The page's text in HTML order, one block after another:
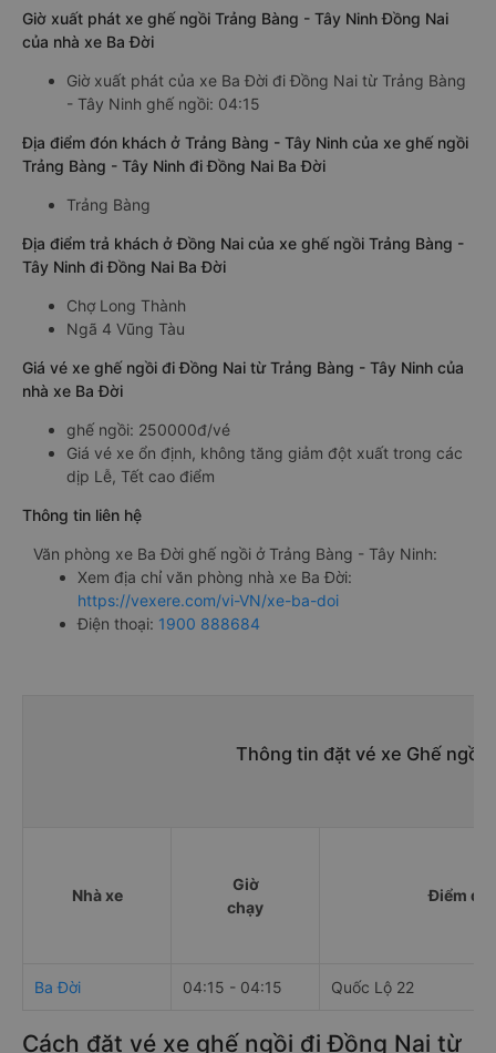
Giờ xuất phát xe ghế ngồi Trảng Bàng - Tây Ninh Đồng Nai
của nhà xe Ba Đời
Giờ xuất phát của xe Ba Đời đi Đồng Nai từ Trảng Bàng
- Tây Ninh ghế ngồi: 04:15
Địa điểm đón khách ở Trảng Bàng - Tây Ninh của xe ghế ngồi
Trảng Bàng - Tây Ninh đi Đồng Nai Ba Đời
Trảng Bàng
Địa điểm trả khách ở Đồng Nai của xe ghế ngồi Trảng Bàng -
Tây Ninh đi Đồng Nai Ba Đời
Chợ Long Thành
Ngã 4 Vũng Tàu
Giá vé xe ghế ngồi đi Đồng Nai từ Trảng Bàng - Tây Ninh của
nhà xe Ba Đời
ghế ngồi: 250000đ/vé
Giá vé xe ổn định, không tăng giảm đột xuất trong các
dịp Lễ, Tết cao điểm
Thông tin liên hệ
Văn phòng xe Ba Đời ghế ngồi ở Trảng Bàng - Tây Ninh:
Xem địa chỉ văn phòng nhà xe Ba Đời:
https://vexere.com/vi-VN/xe-ba-doi
Điện thoại: 1900 888684
Thông tin đặt vé xe Ghế ngồi
Nhà xe
Giờ
chạy
Điểm đi
Ba Đời 04:15 - 04:15 Quốc Lộ 22
Cách đặt vé xe ghế ngồi đi Đồng Nai từ